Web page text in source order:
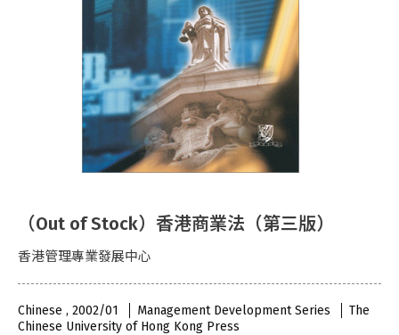
（Out of Stock）香港商業法（第三版）
香港管理專業發展中心
Chinese , 2002/01 Management Development Series
The
Chinese University of Hong Kong Press